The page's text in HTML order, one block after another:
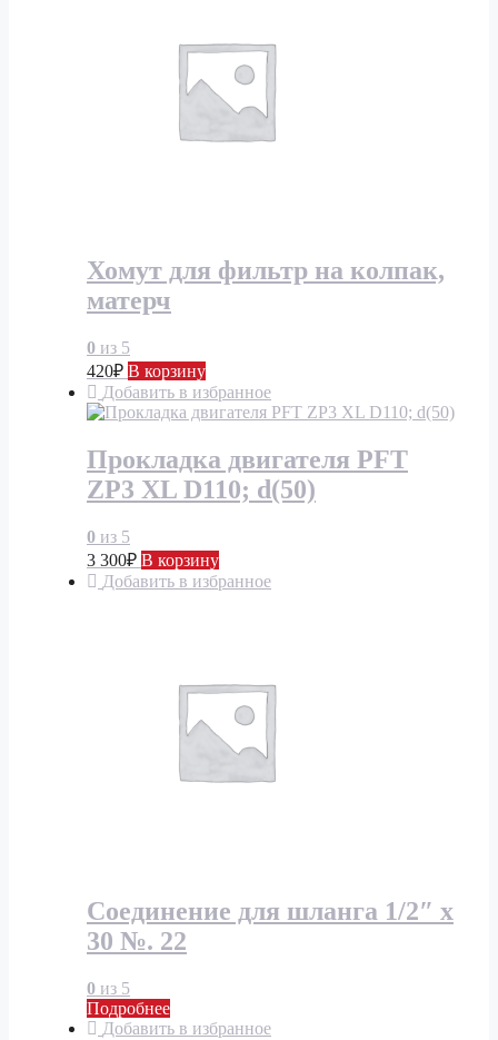
Хомут для фильтр на колпак,
матерч
0 из 5
420₽ В корзину
Добавить в избранное
Прокладка двигателя PFT
ZP3 XL D110; d(50)
0 из 5
3 300₽ В корзину
Добавить в избранное
Соединение для шланга 1/2″ x
30 №. 22
0 из 5
Подробнее
Добавить в избранное